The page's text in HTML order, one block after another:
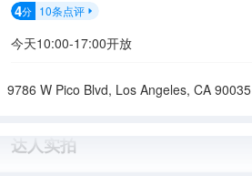
4分 10条点评 
今天10:00-17:00开放
9786 W Pico Blvd, Los Angeles, CA 90035
达人实拍